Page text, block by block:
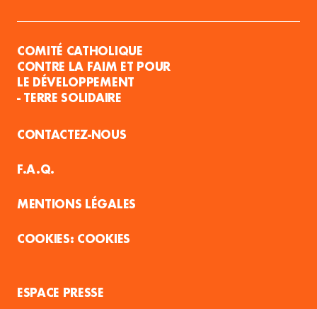
COMITÉ CATHOLIQUE
CONTRE LA FAIM ET POUR
LE DÉVELOPPEMENT
- TERRE SOLIDAIRE
CONTACTEZ-NOUS
F.A.Q.
MENTIONS LÉGALES
COOKIES
ESPACE PRESSE